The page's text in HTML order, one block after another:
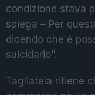
condizione stava
spiega – Per
dicendo che è
suicidario”.
Tagliatela ritiene